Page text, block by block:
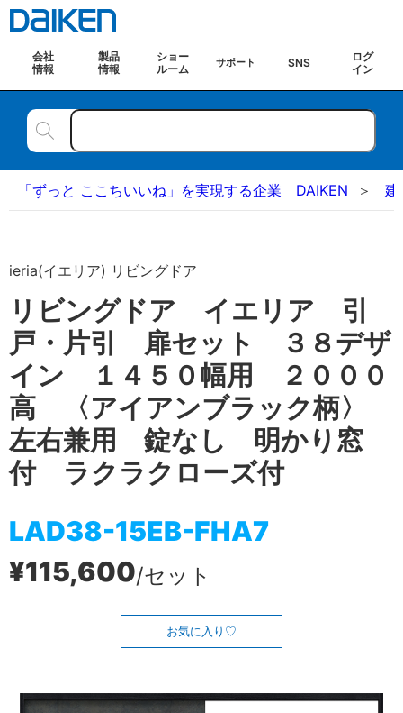
会社
情報
製品
情報
ショー
ルーム
サポート SNS
ログ
イン
「ずっと ここちいいね」を実現する企業 DAIKEN 建
ieria(イエリア) リビングドア
リビングドア イエリア 引
戸・片引 扉セット ３８デザ
イン １４５０幅用 ２０００
高 〈アイアンブラック柄〉
左右兼用 錠なし 明かり窓
付 ラクラクローズ付
LAD38-15EB-FHA7
¥115,600/セット
お気に入り